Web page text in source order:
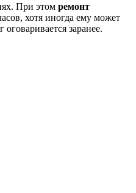
При этом ремонт
хотя иногда ему может
заранее.